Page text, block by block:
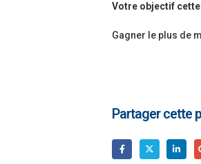
Votre objectif
Gagner le plus de
Partager cette